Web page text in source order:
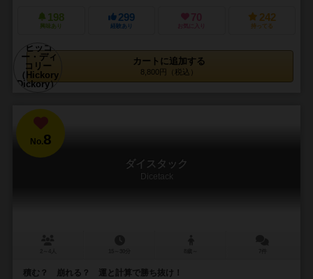
198
興味あり
299
経験あり
70
お気に入り
242
持ってる
カートに追加する
8,800円（税込）
No.8
ダイスタック
Dicetack
積む？ 崩れる？ 運と計算で勝ち抜け！